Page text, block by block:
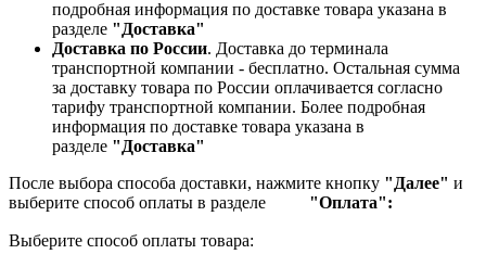
подробная информация по доставке товара указана в
разделе "Доставка"
Доставка по России. Доставка до терминала
транспортной компании - бесплатно. Остальная сумма
за доставку товара по России оплачивается согласно
тарифу транспортной компании. Более подробная
информация по доставке товара указана в
разделе "Доставка"
После выбора способа доставки, нажмите кнопку "Далее" и
выберите способ оплаты в разделе "Оплата":
Выберите способ оплаты товара: